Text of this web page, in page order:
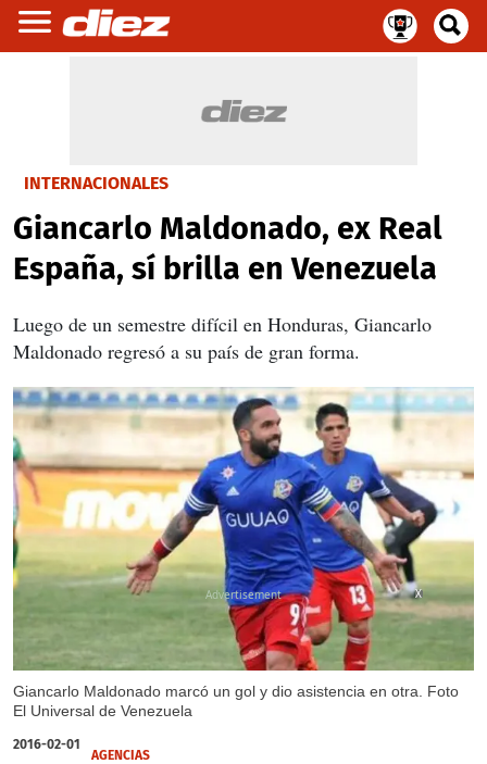
INTERNACIONALES
Giancarlo Maldonado, ex Real
España, sí brilla en Venezuela
Luego de un semestre difícil en Honduras, Giancarlo
Maldonado regresó a su país de gran forma.
Giancarlo Maldonado marcó un gol y dio asistencia en otra. Foto
El Universal de Venezuela
X
2016-02-01
AGENCIAS